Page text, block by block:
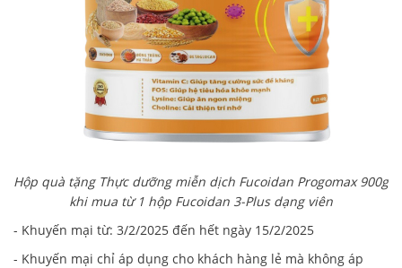
Hộp quà tặng Thực dưỡng miễn dịch Fucoidan Progomax 900g
khi mua từ 1 hộp Fucoidan 3-Plus dạng viên
- Khuyến mại từ: 3/2/2025 đến hết ngày 15/2/2025
- Khuyến mại chỉ áp dụng cho khách hàng lẻ mà không áp